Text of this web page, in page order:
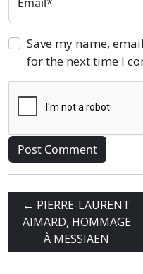
Save my name,
for the next time I
← PIERRE-LAURENT
AIMARD, HOMMAGE
À MESSIAEN